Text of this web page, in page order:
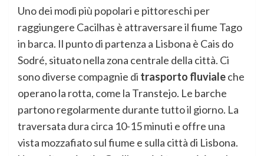
Uno dei modi più popolari e pittoreschi per
raggiungere Cacilhas è attraversare il fiume Tago
in barca. Il punto di partenza a Lisbona è Cais do
Sodré, situato nella zona centrale della città. Ci
sono diverse compagnie di trasporto fluvialeche
operano la rotta, come la Transtejo. Le barche
partono regolarmente durante tutto il giorno. La
traversata dura circa 10-15 minuti e offre una
vista mozzafiato sul fiume e sulla città di Lisbona.